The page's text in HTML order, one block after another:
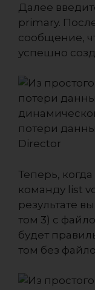
Далее
primary.
сообщение,
успешно
Теперь,
команду list
результате
том 3) с
будет
том без